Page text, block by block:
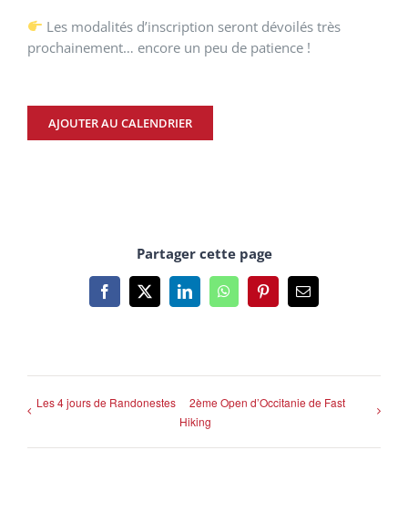
Les modalités d’inscription seront dévoilés très
prochainement… encore un peu de patience !
AJOUTER AU CALENDRIER
Partager cette page
Facebook
X LinkedInWhatsAppPinterestEmail
Les 4 jours de Randonestes
2ème Open d’Occitanie de Fast
Hiking